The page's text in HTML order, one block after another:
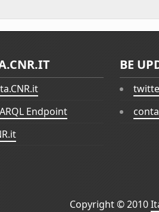
Endpoint
BE
Copyright © 2010